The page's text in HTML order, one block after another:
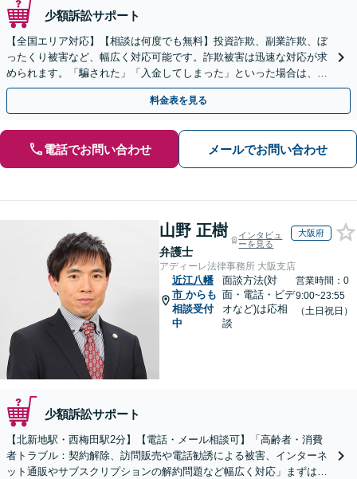
少額訴訟サポート
【全国エリア対応】【相談は何度でも無料】投資詐欺、副業詐欺、ぼ
ったくり被害など、幅広く対応可能です。詐欺被害は迅速な対応が求
められます。「騙された」「入金してしまった」といった場合は、お
早めにご相談ください。【電話・メール・WEB相談可】
料金表を見る
電話でお問い合わせ メールでお問い合わせ
山野 正樹
弁護士
インタビュ
ーを見る
大阪府
アディーレ法律事務所 大阪支店
近江八幡
市 からも
相談受付
中
面談方法(対
面・電話・ビデ
オなど)は応相
談
営業時間：0
9:00~23:55
（土日祝日）
少額訴訟サポート
【北新地駅・西梅田駅2分】【電話・メール相談可】「高齢者・消費
者トラブル：契約解除、訪問販売や電話勧誘による被害、インターネ
ット通販やサブスクリプションの解約問題など幅広く対応」まずは一